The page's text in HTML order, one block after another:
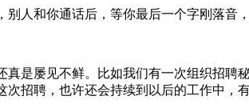
人和你通话后，等你最后一个字刚落音
是屡见不鲜。比如我们有一次组织招聘
招聘，也许还会持续到以后的工作中